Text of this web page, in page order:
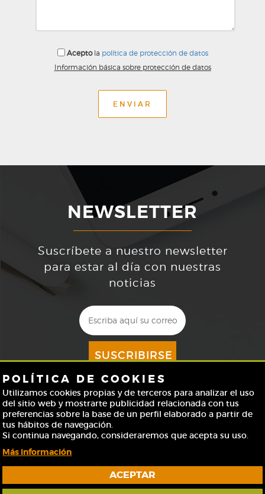
Aceptola política de protección de datos
Información básica sobre protección de datos
ENVIAR
NEWSLETTER
Suscríbete a nuestro newsletter
para estar al día con nuestras
noticias
SUSCRIBIRSE
Aceptolapolítica de protección de datos
Información básica sobre protección de datos
AVISO LEGAL
POLÍTICA DE COOKIES
CONFIGURACIÓN DE COOKIES
POLÍTICA DE COOKIES
Utilizamos cookies propias y de terceros para analizar el uso
del sitio web y mostrarte publicidad relacionada con tus
preferencias sobre la base de un perfil elaborado a partir de
tus hábitos de navegación.
Si continua navegando, consideraremos que acepta su uso.
Más información
ACEPTAR